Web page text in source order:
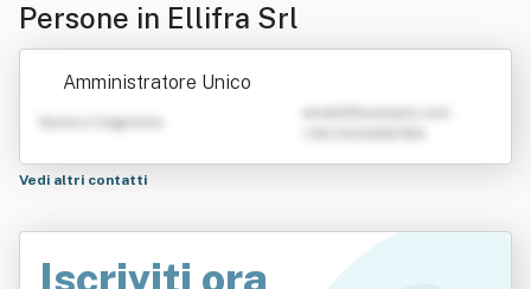
Persone in Ellifra Srl
Amministratore Unico
Nome e Cognome
Vedi altri contatti
Iscriviti ora